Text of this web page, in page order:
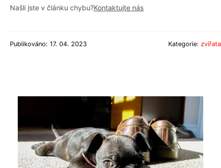
Našli jste v článku chybu?Kontaktujte nás
Publikováno: 17. 04. 2023 Kategorie: zvířata